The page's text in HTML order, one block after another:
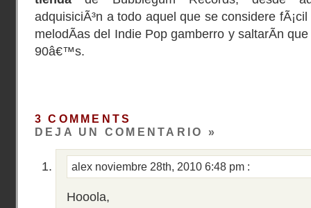
adquisiciÃ³n a todo aquel que se considere
melodÃ­as del Indie Pop gamberro y saltarÃ­n
90â€™s.
3 COMMENTS
DEJA UN COMENTARIO »
alex noviembre 28th, 2010 6:48 pm :
Hooola,